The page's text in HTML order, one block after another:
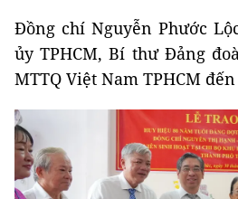
Đồng chí Nguyễn Phước
ủy TPHCM, Bí thư Đảng
MTTQ Việt Nam TPHCM